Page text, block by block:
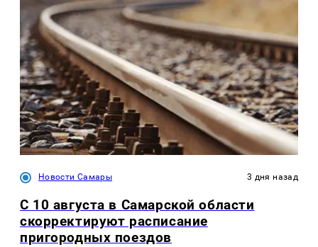
Новости Самары 3 дня назад
С 10 августа в Самарской области
скорректируют расписание
пригородных поездов